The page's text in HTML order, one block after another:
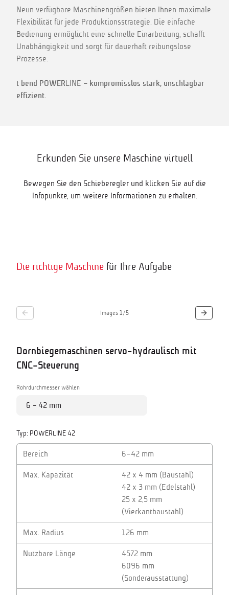
Neun verfügbare Maschinengrößen bieten Ihnen maximale
Flexibilität für jede Produktionsstrategie. Die einfache
Bedienung ermöglicht eine schnelle Einarbeitung, schafft
Unabhängigkeit und sorgt für dauerhaft reibungslose
Prozesse.
t bend POWERLINE – kompromisslos stark, unschlagbar
effizient.
Erkunden Sie unsere Maschine virtuell
Bewegen Sie den Schieberegler und klicken Sie auf die
Infopunkte, um weitere Informationen zu erhalten.
Move slider to change the view
Die richtige Maschine für Ihre Aufgabe
Images1/5
Dornbiegemaschinen servo-hydraulisch mit
CNC-Steuerung
Rohrdurchmesser wählen
Typ: POWERLINE 42
Bereich
6–42 mm
Max. Kapazität
42 x 4 mm (Baustahl)
42 x 3 mm (Edelstahl)
25 x 2,5 mm
(Vierkantbaustahl)
Max. Radius
126 mm
Nutzbare Länge
4572 mm
6096 mm
(Sonderausstattung)